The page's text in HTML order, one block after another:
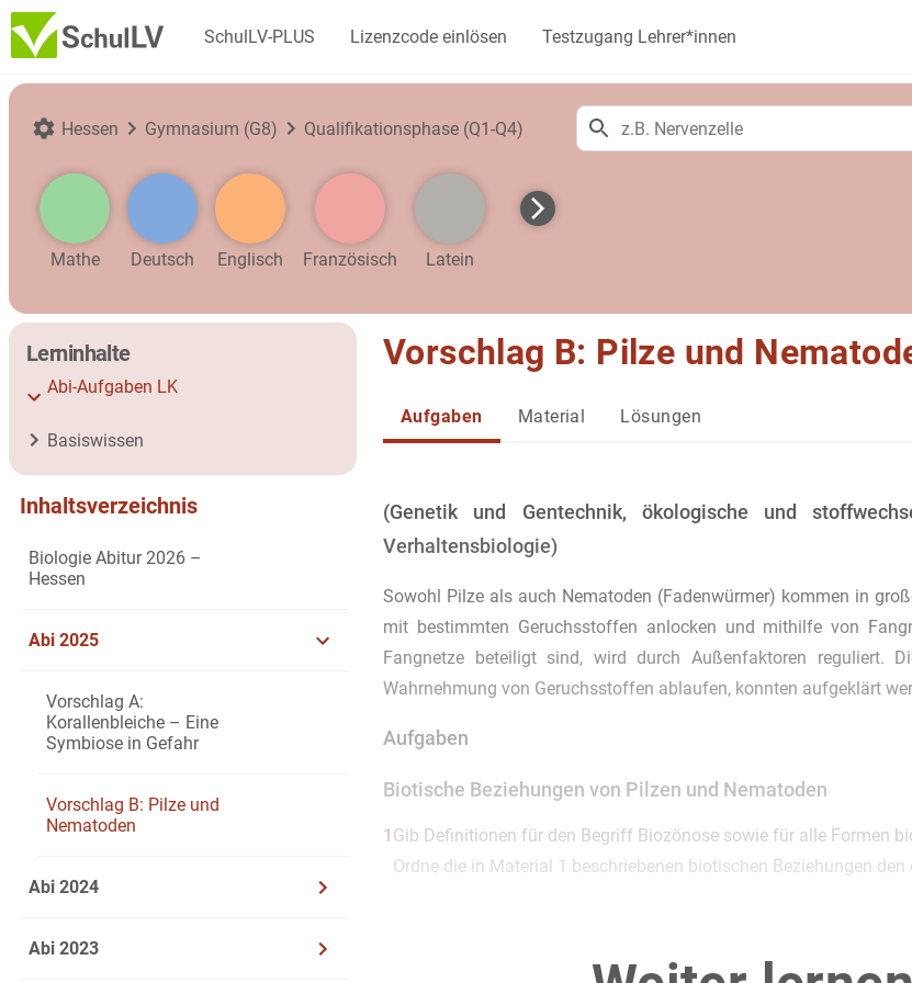
SchulLV-PLUS Lizenzcode einlösen Testzugang Lehrer*innen
Hessen Gymnasium (G8) Qualifikationsphase (Q1-Q4)
Mathe Deutsch Englisch Französisch Latein
Lerninhalte
Abi-Aufgaben LK
Basiswissen
Inhaltsverzeichnis
Biologie Abitur 2026 –
Hessen
Abi 2025
Vorschlag A:
Korallenbleiche – Eine
Symbiose in Gefahr
Vorschlag B: Pilze und
Nematoden
Abi 2024
Abi 2023
Vorschlag B: Pilze und
Aufgaben Material Lösungen
(Genetik und Gentechnik, ökologische und
Verhaltensbiologie)
Sowohl Pilze als auch Nematoden (Fadenwürmer) kommen in
mit bestimmten Geruchsstoffen anlocken und mithilfe von
Fangnetze beteiligt sind, wird durch Außenfaktoren reguliert.
Wahrnehmung von Geruchsstoffen ablaufen, konnten aufgeklärt
Aufgaben
Biotische Beziehungen von Pilzen und Nematoden
1 Gib Definitionen für den Begriff Biozönose sowie für alle Formen
Ordne die in Material 1 beschriebenen biotischen Beziehungen
Analysiere die in Material 3 dargestellten Versuchsergebnisse.